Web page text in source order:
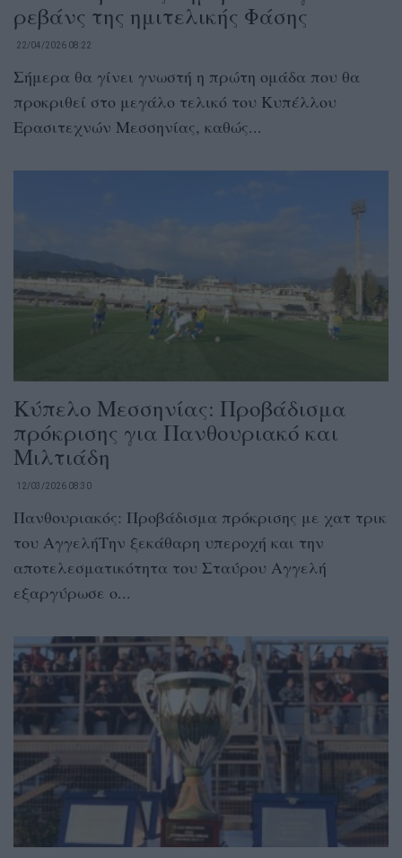
ρεβάνς της ημιτελικής Φάσης
22/04/2026 08:22
Σήμερα θα γίνει γνωστή η πρώτη ομάδα που θα
προκριθεί στο μεγάλο τελικό του Κυπέλλου
Ερασιτεχνών Μεσσηνίας, καθώς...
Κύπελο Μεσσηνίας: Προβάδισμα
πρόκρισης για Πανθουριακό και
Μιλτιάδη
12/03/2026 08:30
Πανθουριακός: Προβάδισμα πρόκρισης με χατ τρικ
του ΑγγελήΤην ξεκάθαρη υπεροχή και την
αποτελεσματικότητα του Σταύρου Αγγελή
εξαργύρωσε ο...